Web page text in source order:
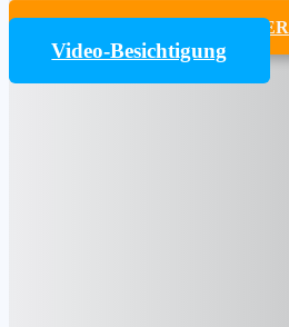
UMZUGSKOSTENRECHNER
Video-Besichtigung